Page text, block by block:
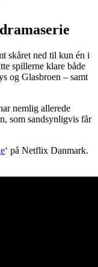
skåret ned til kun én i
spillerne klare både
og Glasbroen – samt
nemlig allerede
som sandsynligvis får
‘ på Netflix Danmark.